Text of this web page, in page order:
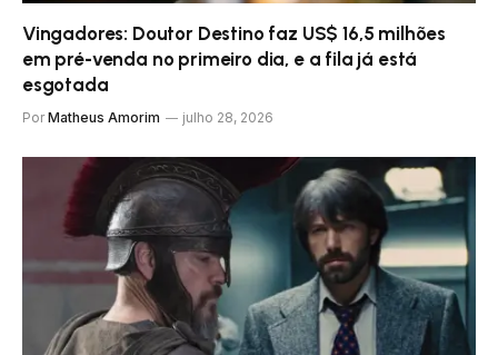
Vingadores: Doutor Destino faz US$ 16,5 milhões
em pré-venda no primeiro dia, e a fila já está
esgotada
Por Matheus Amorim julho 28, 2026